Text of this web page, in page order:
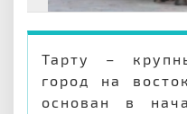
Тарту –
город на
основан в